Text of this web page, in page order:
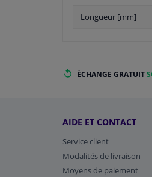
Longueur [mm]
ÉCHANGE GRATUIT
AIDE ET CONTACT
Service client
Modalités de livraison
Moyens de paiement